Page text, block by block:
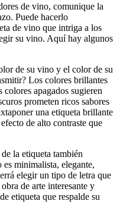
de vino, comunique la
Puede hacerlo
de vino que intriga a los
su vino. Aquí hay algunos
de su vino y el color de su
Los colores brillantes
apagados sugieren
prometen ricos sabores
una etiqueta brillante
de alto contraste que
la etiqueta también
es minimalista, elegante,
elegir un tipo de letra que
de arte interesante y
etiqueta que respalde su